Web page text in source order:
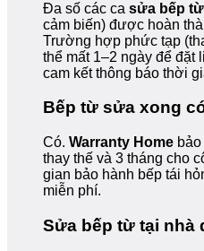
Đa số các ca sửa bếp từ
cảm biến) được hoàn
Trường hợp phức tạp
thể mất 1–2 ngày để đặt
cam kết thông báo thời
Bếp từ sửa xong
Có. Warranty Home
thay thế và 3 tháng cho
gian bảo hành bếp tái
miễn phí.
Sửa bếp từ tại nhà